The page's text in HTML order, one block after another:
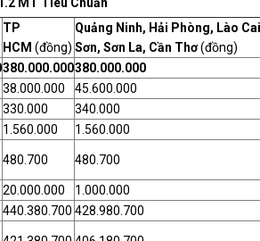
MT Tiêu Chuẩn
TP
HCM (đồng)
Quảng Ninh, Hải Phòng, Lào
Sơn, Sơn La, Cần Thơ(đồng)
380.000.000380.000.000
38.000.000 45.600.000
330.000 340.000
1.560.000 1.560.000
480.700 480.700
20.000.000 1.000.000
440.380.700 428.980.700